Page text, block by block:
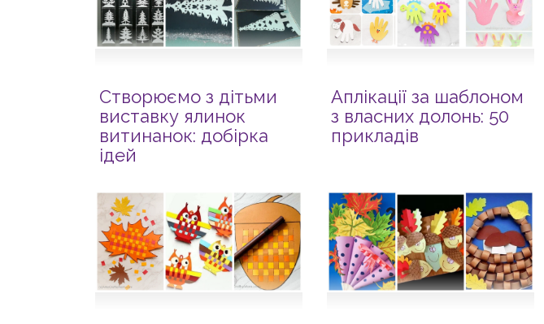
Створюємо з дітьми
виставку ялинок
витинанок: добірка
ідей
Аплікації за шаблоном
з власних долонь: 50
прикладів